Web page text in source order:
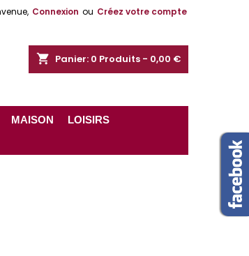
Connexion ou Créez votre compte
shopping_cart Panier: 0 Produits - 0,00 €
MAISON
LOISIRS